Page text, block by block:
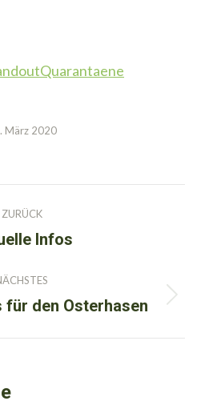
März 2020
ZURÜCK
Vorheriger
Infos
Nächster
für den Osterhasen